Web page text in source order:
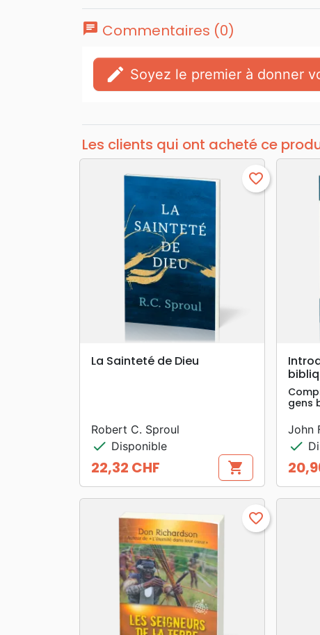
chat Commentaires (0)
edit Soyez le premier à donner
Les clients qui ont acheté ce
search APERÇU RAPIDE
favorite_border
La Sainteté de Dieu
Robert C. Sproul
check Disponible
Prix
22,32 CHF shopping_cart
gens
John
check
Prix
favorite_border